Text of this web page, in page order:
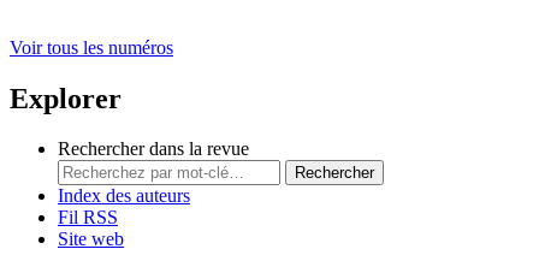
Voir tous les numéros
Explorer
Rechercher dans la revue
Rechercher
Index des auteurs
Fil RSS
Site web